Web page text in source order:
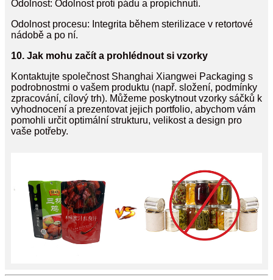
Odolnost: Odolnost proti pádu a propíchnutí.
Odolnost procesu: Integrita během sterilizace v retortové
nádobě a po ní.
10. Jak mohu začít a prohlédnout si vzorky
Kontaktujte společnost Shanghai Xiangwei Packaging s
podrobnostmi o vašem produktu (např. složení, podmínky
zpracování, cílový trh). Můžeme poskytnout vzorky sáčků k
vyhodnocení a prezentovat jejich portfolio, abychom vám
pomohli určit optimální strukturu, velikost a design pro
vaše potřeby.